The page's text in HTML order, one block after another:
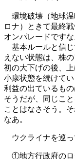
環境破壊（地球温
ロナ）ときて最終
オンパレードですな
基本ルールと信じ
えない状態は、株
初の大下げの後、
小康状態を続けて
利益の出ているも
そうだが、同じこ
ことはなさそう。
なあ。
ウクライナを巡っ
①地方行政府のロ